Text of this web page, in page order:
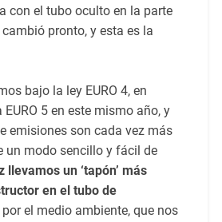
con el tubo oculto en la parte
pronto, y esta es la
bajo la ley EURO 4, en
5 en este mismo año, y
emisiones son cada vez más
un modo sencillo y fácil de
llevamos un ‘tapón’ más
en el tubo de
el medio ambiente, que nos